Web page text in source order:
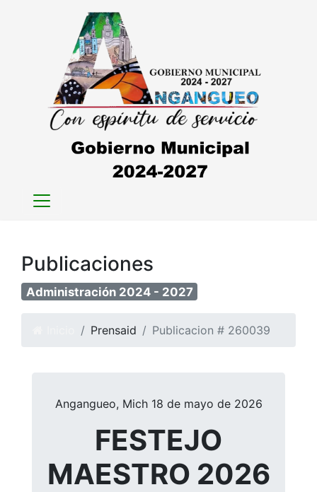
Publicaciones
Administración 2024 - 2027
Prensaid Publicacion # 260039
Angangueo, Mich 18 de mayo de 2026
FESTEJO
MAESTRO 2026